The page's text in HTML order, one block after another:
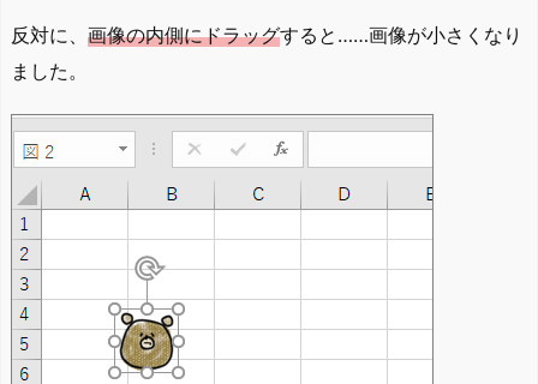
反対に、 画像の内側にドラッグすると……画像が小さくなり
ました。